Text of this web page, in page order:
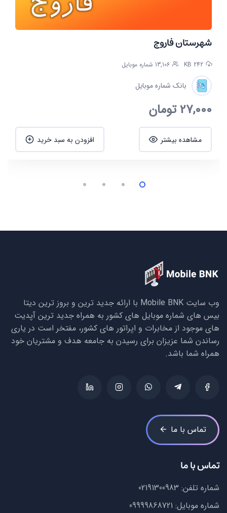
شهرستان فاروج
242 KB 13,106 شماره موبایل
بانک شماره موبایل
27,000تومان
مشاهده بیشتر افزودن به سبد خرید
وب سایت Mobile BNK با ارائه جدید ترین و بروز ترین دیتا
بیس های شماره موبایل های کشور به همراه جدید ترین آپدیت
های موجود از مخابرات و اپراتور های کشور، مفتخر است در یاری
رساندن شما عزیزان برای رسیدن به جامعه هدف و مشتریان خود
همراه شما باشد.
تماس با ما
تماس با ما
شماره تلفن: 02191300983
شماره موبایل: 09999868721